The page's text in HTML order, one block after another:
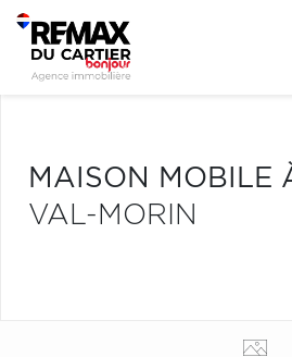
MAISON MOBILE
VAL-MORIN